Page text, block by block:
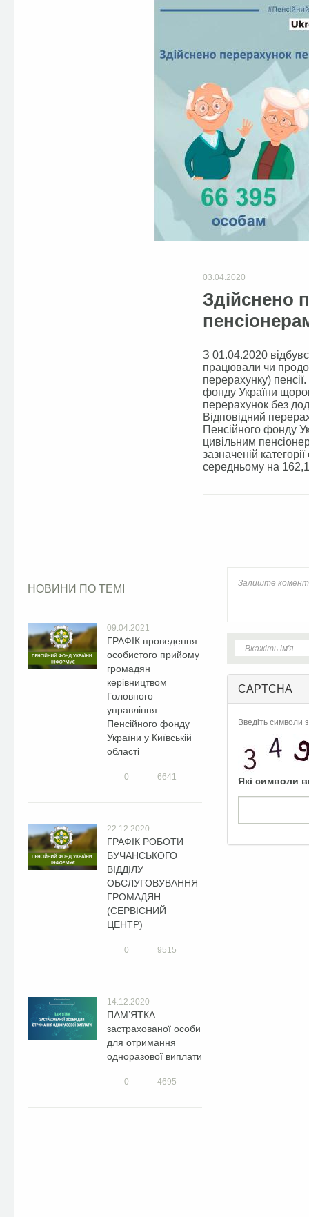
03.04.2020
Здійснено
З 01.04.2020
працювали чи
перерахунку)
фонду України
перерахунок без
Відповідний
Пенсійного фонду
цивільним
зазначеній
середньому на
НОВИНИ ПО ТЕМІ
09.04.2021
ГРАФІК проведення
особистого прийому
громадян
керівництвом
Головного
управління
Пенсійного фонду
України у Київській
області
0 6641
22.12.2020
ГРАФІК РОБОТИ
БУЧАНСЬКОГО
ВІДДІЛУ
ОБСЛУГОВУВАННЯ
ГРОМАДЯН
(СЕРВІСНИЙ
ЦЕНТР)
0 9515
14.12.2020
ПАМ’ЯТКА
застрахованої особи
для отримання
одноразової виплати
0 4695
CAPTCHA
Введіть символи
Які символи